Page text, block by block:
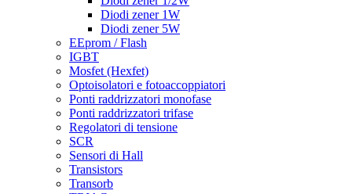
Diodi zener 1W
Diodi zener 5W
EEprom / Flash
IGBT
Mosfet (Hexfet)
Optoisolatori e fotoaccoppiatori
Ponti raddrizzatori monofase
Ponti raddrizzatori trifase
Regolatori di tensione
SCR
Sensori di Hall
Transistors
Transorb